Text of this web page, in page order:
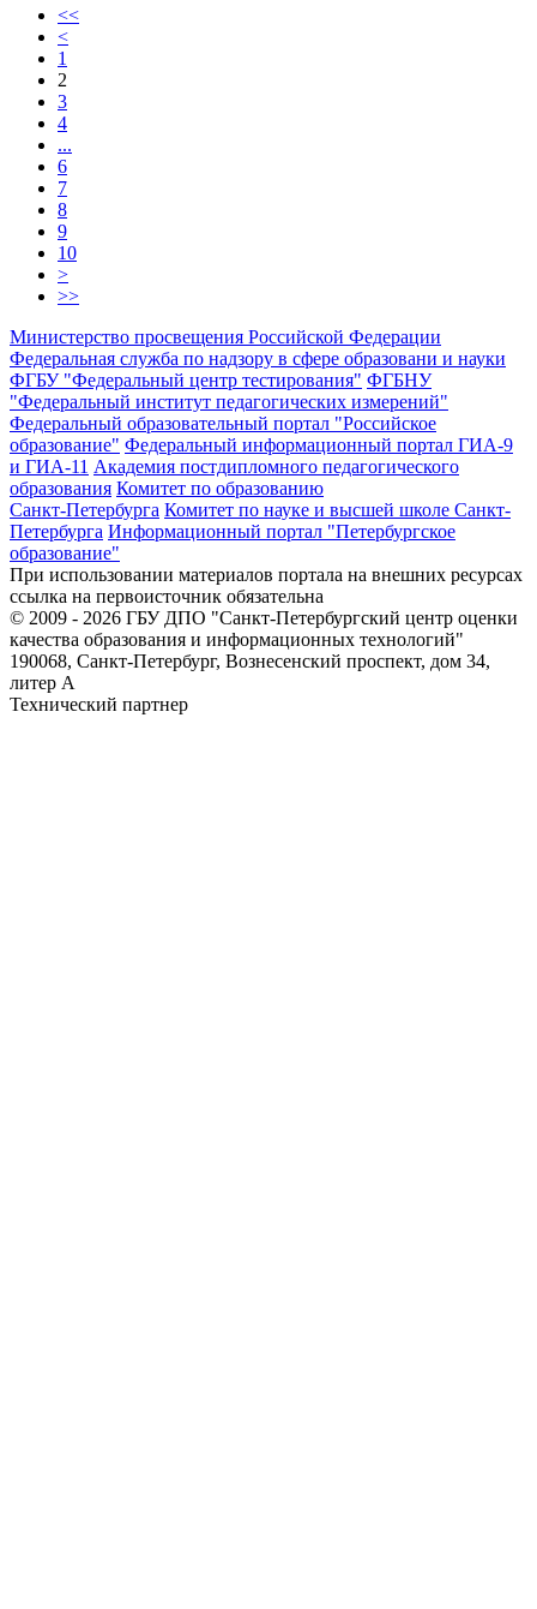
<<
<
1
2
3
4
...
6
7
8
9
10
>
>>
Министерство просвещения Российской Федерации
Федеральная служба по надзору в сфере образовани и науки
ФГБУ "Федеральный центр тестирования" ФГБНУ
"Федеральный институт педагогических измерений"
Федеральный образовательный портал "Российское
образование" Федеральный информационный портал ГИА-9
и ГИА-11 Академия постдипломного педагогического
образования Комитет по образованию
Санкт-Петербурга Комитет по науке и высшей школе Санкт-
Петербурга Информационный портал "Петербургское
образование"
При использовании материалов портала на внешних ресурсах
ссылка на первоисточник обязательна
© 2009 - 2026 ГБУ ДПО "Санкт-Петербургский центр оценки
качества образования и информационных технологий"
190068, Санкт-Петербург, Вознесенский проспект, дом 34,
литер А
Технический партнер